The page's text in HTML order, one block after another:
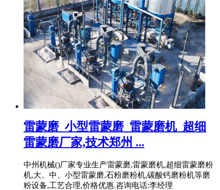
雷蒙磨_小型雷蒙磨_雷蒙磨机_超细
雷蒙磨厂家,技术郑州 ...
中州机械()厂家专业生产雷蒙磨,雷蒙磨机,超细雷蒙磨粉
机,大、中、小型雷蒙磨,石粉磨粉机,碳酸钙磨粉机等磨
粉设备,工艺合理,价格优惠.咨询电话:李经理